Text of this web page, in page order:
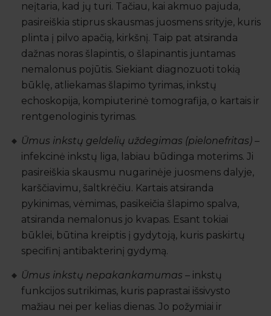
neįtaria, kad jų turi. Tačiau, kai akmuo pajuda,
pasireiškia stiprus skausmas juosmens srityje, kuris
plinta į pilvo apačią, kirkšnį. Taip pat atsiranda
dažnas noras šlapintis, o šlapinantis juntamas
nemalonus pojūtis. Siekiant diagnozuoti tokią
būklę, atliekamas šlapimo tyrimas, inkstų
echoskopija, kompiuterinė tomografija, o kartais ir
rentgenologinis tyrimas.
Ūmus inkstų geldelių uždegimas (pielonefritas) –
infekcinė inkstų liga, labiau būdinga moterims. Ji
pasireiškia skausmu nugarinėje juosmens dalyje,
karščiavimu, šaltkrėčiu. Kartais atsiranda
pykinimas, vėmimas, pasikeičia šlapimo spalva,
atsiranda nemalonus jo kvapas. Esant tokiai
būklei, būtina kreiptis į gydytoją, kuris paskirtų
specifinį antibakterinį gydymą.
Ūmus inkstų nepakankamumas – inkstų
funkcijos sutrikimas, kuris paprastai išsivysto
mažiau nei per kelias dienas. Jo požymiai ir